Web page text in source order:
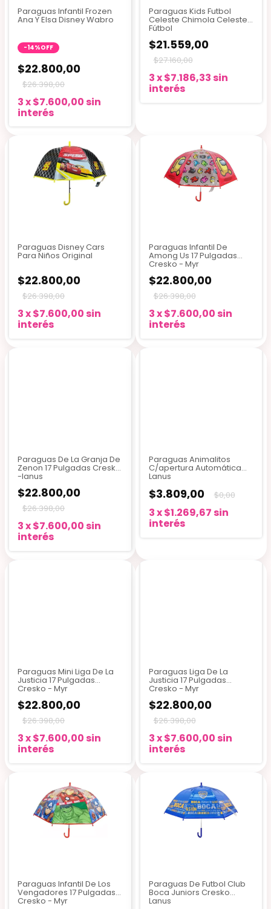
Paraguas Infantil Frozen
Ana Y Elsa Disney Wabro
-14%OFF
$22.800,00
$26.398,00
3x$7.600,00 sin
interés
Paraguas Kids Futbol
Celeste Chimola Celeste
Fútbol
$21.559,00
$27.160,00
3x$7.186,33 sin
interés
Paraguas Disney Cars
Para Niños Original
$22.800,00
$26.398,00
3x$7.600,00 sin
interés
Paraguas Infantil De
Among Us 17 Pulgadas
Cresko - Myr
$22.800,00
$26.398,00
3x$7.600,00 sin
interés
Paraguas De La Granja De
Zenon 17 Pulgadas Cresko
-lanus
$22.800,00
$26.398,00
3x$7.600,00 sin
interés
Paraguas Animalitos
C/apertura Automática
Lanus
$3.809,00 $0,00
3x$1.269,67 sin
interés
Paraguas Mini Liga De La
Justicia 17 Pulgadas
Cresko - Myr
$22.800,00
$26.398,00
3x$7.600,00 sin
interés
Paraguas Liga De La
Justicia 17 Pulgadas
Cresko - Myr
$22.800,00
$26.398,00
3x$7.600,00 sin
interés
Paraguas Infantil De Los
Vengadores 17 Pulgadas
Cresko - Myr
Paraguas De Futbol Club
Boca Juniors Cresko
Lanus